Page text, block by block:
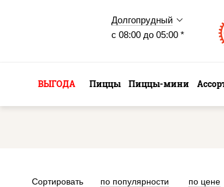
Долгопрудный
с 08:00 до 05:00 *
ВЫГОДА Пиццы Пиццы-мини
Сортировать по популярности по цене